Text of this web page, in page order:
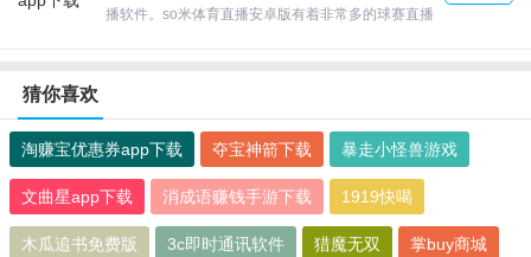
播软件。so米体育直播安卓版有着非常多的球赛直播
猜你喜欢
淘赚宝优惠券app下载 夺宝神箭下载 暴走小怪兽游戏
文曲星app下载 消成语赚钱手游下载 1919快喝
木瓜追书免费版 3c即时通讯软件 猎魔无双 掌buy商城